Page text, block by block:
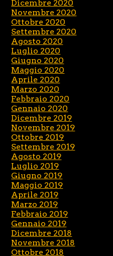
Dicembre 2020
Novembre 2020
Ottobre 2020
Settembre 2020
Agosto 2020
Luglio 2020
Giugno 2020
Maggio 2020
Aprile 2020
Marzo 2020
Febbraio 2020
Gennaio 2020
Dicembre 2019
Novembre 2019
Ottobre 2019
Settembre 2019
Agosto 2019
Luglio 2019
Giugno 2019
Maggio 2019
Aprile 2019
Marzo 2019
Febbraio 2019
Gennaio 2019
Dicembre 2018
Novembre 2018
Ottobre 2018